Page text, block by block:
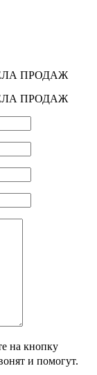
ПРОДАЖ
ПРОДАЖ
на кнопку
и помогут.